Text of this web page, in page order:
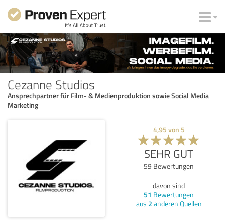
Cezanne Studios
Ansprechpartner für Film- & Medienproduktion sowie Social Media
Marketing
4,95 von 5
SEHR GUT
59 Bewertungen
davon sind
51 Bewertungen
aus 2 anderen Quellen